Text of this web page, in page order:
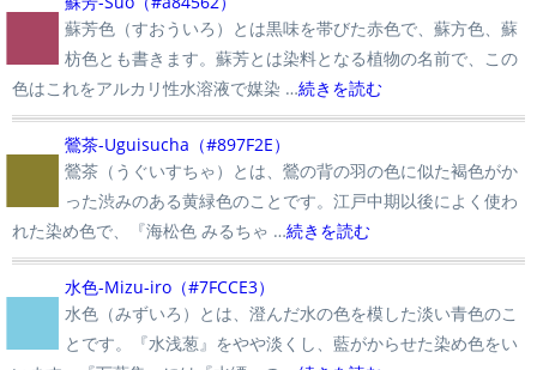
蘇芳色（すおういろ）とは黒味を帯びた赤色で、蘇方色、蘇
枋色とも書きます。蘇芳とは染料となる植物の名前で、この
色はこれをアルカリ性水溶液で媒染 …続きを読む
■鶯茶-Uguisucha（#897F2E）
鶯茶（うぐいすちゃ）とは、鶯の背の羽の色に似た褐色がか
った渋みのある黄緑色のことです。江戸中期以後によく使わ
れた染め色で、『海松色 みるちゃ …続きを読む
■水色-Mizu-iro（#7FCCE3）
水色（みずいろ）とは、澄んだ水の色を模した淡い青色のこ
とです。『水浅葱』をやや淡くし、藍がからせた染め色をい